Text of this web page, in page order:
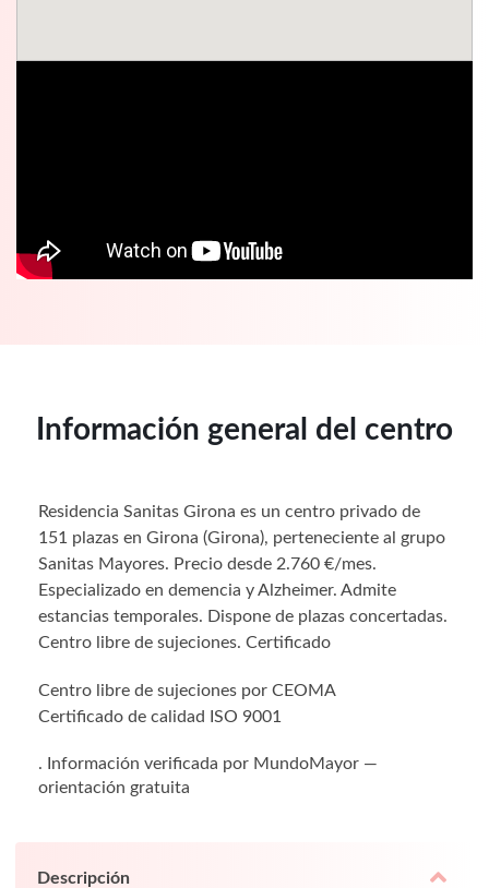
Información general del centro
Residencia Sanitas Girona es un centro privado de
151 plazas en Girona (Girona), perteneciente al grupo
Sanitas Mayores. Precio desde 2.760 €/mes.
Especializado en demencia y Alzheimer. Admite
estancias temporales. Dispone de plazas concertadas.
Centro libre de sujeciones. Certificado
Centro libre de sujeciones por CEOMA
Certificado de calidad ISO 9001
. Información verificada por MundoMayor —
orientación gratuita
Descripción